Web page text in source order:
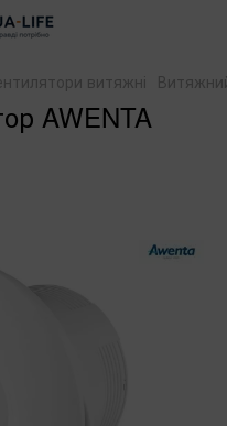
витяжні
AWENTA